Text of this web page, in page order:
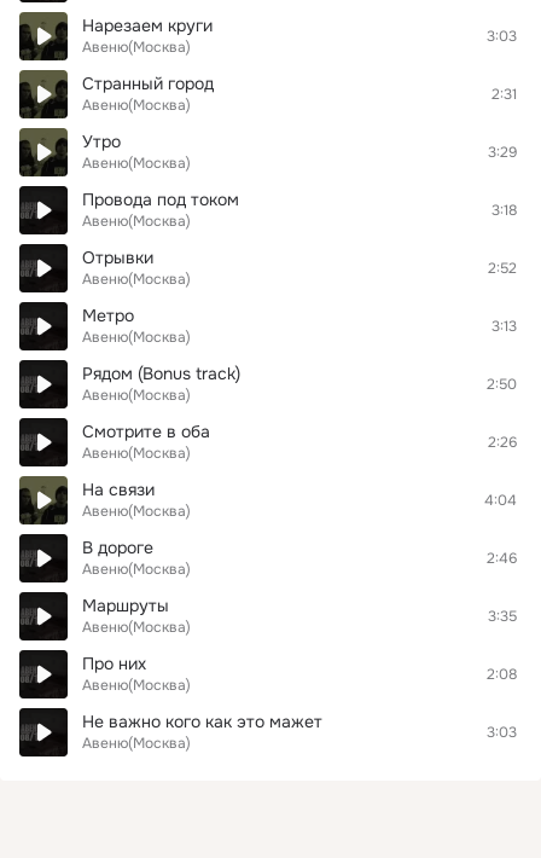
Нарезаем круги
Авеню(Москва)
3:03
Странный город
Авеню(Москва)
2:31
Утро
Авеню(Москва)
3:29
Провода под током
Авеню(Москва)
3:18
Отрывки
Авеню(Москва)
2:52
Метро
Авеню(Москва)
3:13
Рядом (Bonus track)
Авеню(Москва)
2:50
Смотрите в оба
Авеню(Москва)
2:26
На связи
Авеню(Москва)
4:04
В дороге
Авеню(Москва)
2:46
Маршруты
Авеню(Москва)
3:35
Про них
Авеню(Москва)
2:08
Не важно кого как это мажет
Авеню(Москва)
3:03